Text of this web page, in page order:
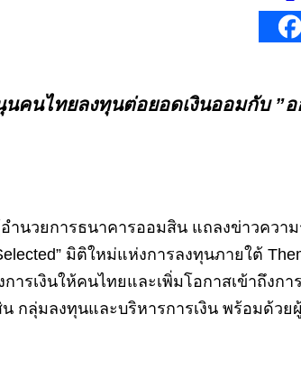
คนไทยลงทุนต่อยอดเงินออมกับ ”
นวยการธนาคารออมสิน แถลงข่าวคว
มิติใหม่แห่งการลงทุนภายใต้
การเงินให้คนไทยและเพิ่มโอกาสเข้าถึ
กลุ่มลงทุนและบริหารการเงิน พร้อมด้วย